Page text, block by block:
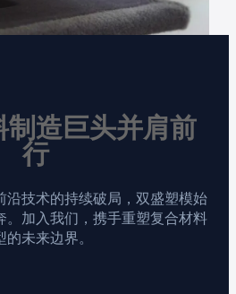
制造巨头并肩前
行
沿技术的持续破局，双盛塑模始
。加入我们，携手重塑复合材料
的未来边界。